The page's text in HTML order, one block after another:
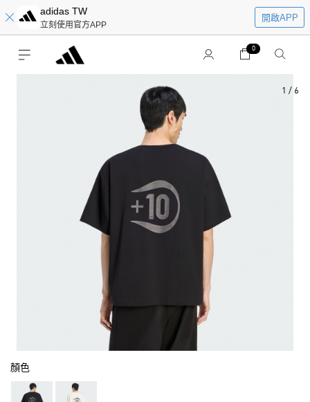
adidas TW
立刻使用官方APP
開啟APP
0
1 / 6
顏色